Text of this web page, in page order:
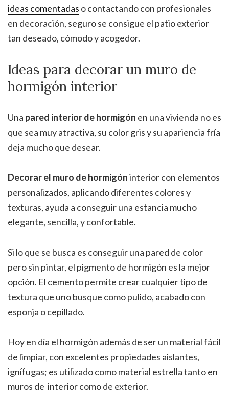
ideas comentadas o contactando con profesionales
en decoración, seguro se consigue el patio exterior
tan deseado, cómodo y acogedor.
Ideas para decorar un muro de
hormigón interior
Una pared interior de hormigón en una vivienda no es
que sea muy atractiva, su color gris y su apariencia fría
deja mucho que desear.
Decorar el muro de hormigóninterior con elementos
personalizados, aplicando diferentes colores y
texturas, ayuda a conseguir una estancia mucho
elegante, sencilla, y confortable.
Si lo que se busca es conseguir una pared de color
pero sin pintar, el pigmento de hormigón es la mejor
opción. El cemento permite crear cualquier tipo de
textura que uno busque como pulido, acabado con
esponja o cepillado.
Hoy en día el hormigón además de ser un material fácil
de limpiar, con excelentes propiedades aislantes,
ignífugas; es utilizado como material estrella tanto en
muros de interior como de exterior.